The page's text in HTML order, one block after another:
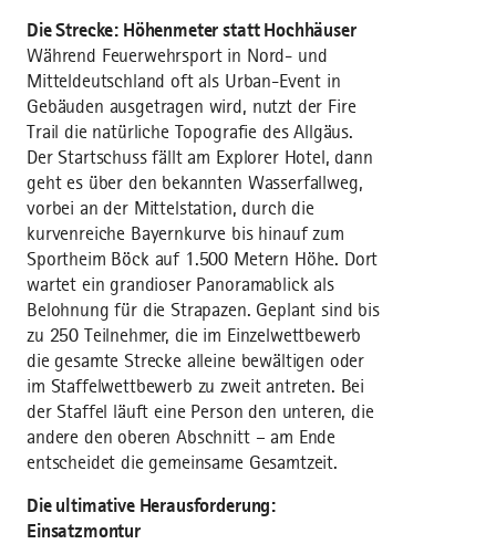
Die Strecke: Höhenmeter statt Hochhäuser
Während Feuerwehrsport in Nord- und
Mitteldeutschland oft als Urban-Event in
Gebäuden ausgetragen wird, nutzt der Fire
Trail die natürliche Topografie des Allgäus.
Der Startschuss fällt am Explorer Hotel, dann
geht es über den bekannten Wasserfallweg,
vorbei an der Mittelstation, durch die
kurvenreiche Bayernkurve bis hinauf zum
Sportheim Böck auf 1.500 Metern Höhe. Dort
wartet ein grandioser Panoramablick als
Belohnung für die Strapazen. Geplant sind bis
zu 250 Teilnehmer, die im Einzelwettbewerb
die gesamte Strecke alleine bewältigen oder
im Staffelwettbewerb zu zweit antreten. Bei
der Staffel läuft eine Person den unteren, die
andere den oberen Abschnitt – am Ende
entscheidet die gemeinsame Gesamtzeit.
Die ultimative Herausforderung:
Einsatzmontur